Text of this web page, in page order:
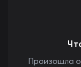
Произошла